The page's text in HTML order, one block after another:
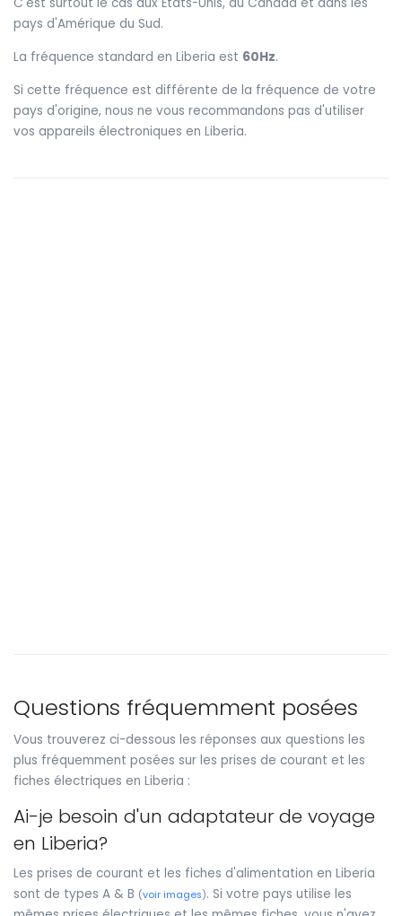
C'est surtout le cas aux États-Unis, au Canada et dans les
pays d'Amérique du Sud.
La fréquence standard en Liberia est 60Hz.
Si cette fréquence est différente de la fréquence de votre
pays d'origine, nous ne vous recommandons pas d'utiliser
vos appareils électroniques en Liberia.
Questions fréquemment posées
Vous trouverez ci-dessous les réponses aux questions les
plus fréquemment posées sur les prises de courant et les
fiches électriques en Liberia :
Ai-je besoin d'un adaptateur de voyage
en Liberia?
Les prises de courant et les fiches d'alimentation en Liberia
sont de types A & B (voir images). Si votre pays utilise les